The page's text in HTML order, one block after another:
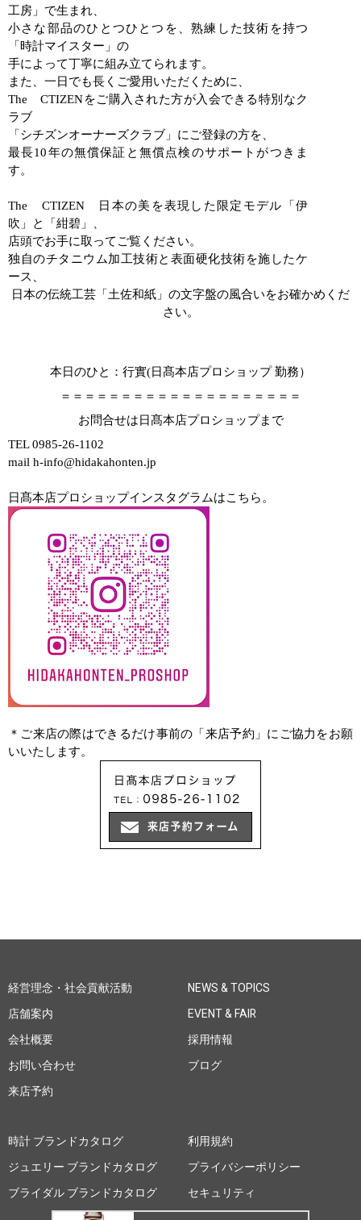
工房」で生まれ、
小さな部品のひとつひとつを、熟練した技術を持つ
「時計マイスター」の
手によって丁寧に組み立てられます。
また、一日でも長くご愛用いただくために、
The
CTIZENをご購入された方が入会できる特別なク
ラブ
「シチズンオーナーズクラブ」にご登録の方を、
最長10年の無償保証と無償点検のサポートがつきま
す。
The CTIZEN日本の美を表現した限定モデル「伊
吹」と「紺碧」、
店頭でお手に取ってご覧ください。
独自のチタニウム加工技術と表面硬化技術を施したケ
ース、
日本の伝統工芸「土佐和紙」の文字盤の風合いをお確かめくだ
さい。
本日のひと：行實(日髙本店プロショップ 勤務）
＝＝＝＝＝＝＝＝＝＝＝＝＝＝＝＝＝＝＝＝
お問合せは日髙本店プロショップまで
TEL 0985-26-1102
mail h-info@hidakahonten.jp
日髙本店プロショップインスタグラムはこちら。
＊ご来店の際はできるだけ事前の「来店予約」にご協力をお願
いいたします。
経営理念・社会貢献活動
店舗案内
会社概要
お問い合わせ
来店予約
NEWS & TOPICS
EVENT & FAIR
採用情報
ブログ
時計 ブランドカタログ
ジュエリー ブランドカタログ
ブライダル ブランドカタログ
利用規約
プライバシーポリシー
セキュリティ